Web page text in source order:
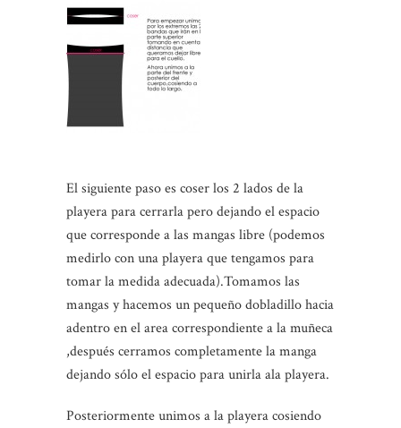
El siguiente paso es coser los 2 lados de la
playera para cerrarla pero dejando el espacio
que corresponde a las mangas libre (podemos
medirlo con una playera que tengamos para
tomar la medida adecuada).Tomamos las
mangas y hacemos un pequeño dobladillo hacia
adentro en el area correspondiente a la muñeca
,después cerramos completamente la manga
dejando sólo el espacio para unirla ala playera.
Posteriormente unimos a la playera cosiendo